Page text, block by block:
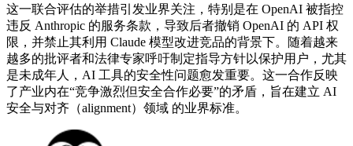
这一联合评估的举措引发业界关注，特别是在 OpenAI 被指控
违反 Anthropic 的服务条款，导致后者撤销 OpenAI 的 API 权
限，并禁止其利用 Claude 模型改进竞品的背景下。随着越来
越多的批评者和法律专家呼吁制定指导方针以保护用户，尤其
是未成年人，AI 工具的安全性问题愈发重要。这一合作反映
了产业内在“竞争激烈但安全合作必要”的矛盾，旨在建立 AI
安全与对齐（alignment）领域 的业界标准。